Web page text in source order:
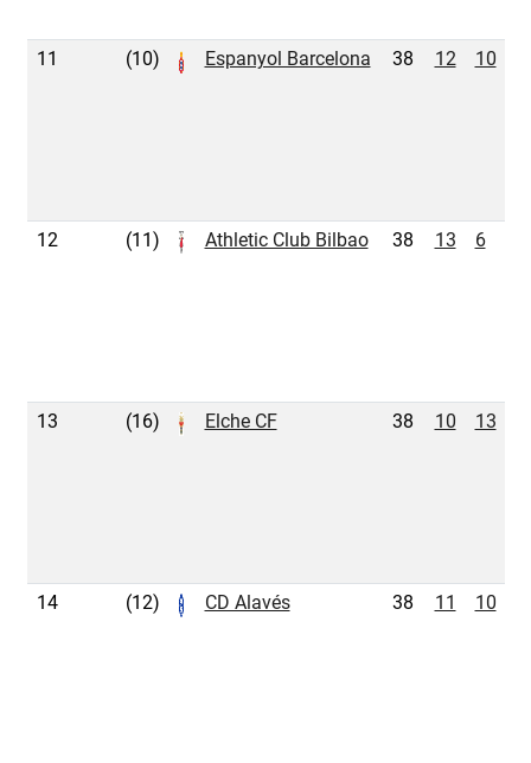
11 (10) Espanyol Barcelona 38 12 10
12 (11) Athletic Club Bilbao 38 13 6
13 (16) Elche CF 38 10 13
14 (12) CD Alavés 38 11 10